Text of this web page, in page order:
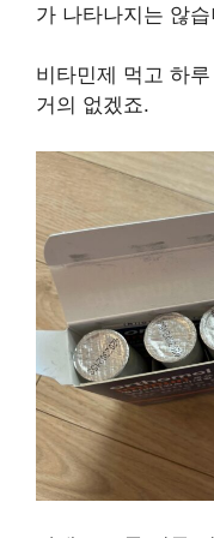
가 나타나지는 않
비타민제 먹고 하
거의 없겠죠.